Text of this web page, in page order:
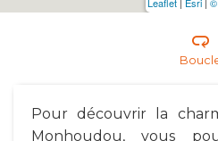
Pour découvrir la
Monhoudou, vous